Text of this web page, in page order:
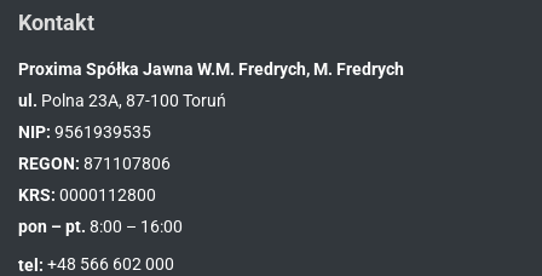
Kontakt
Proxima Spółka Jawna W.M. Fredrych, M. Fredrych
ul. Polna 23A, 87-100 Toruń
NIP: 9561939535
REGON: 871107806
KRS: 0000112800
pon – pt. 8:00 – 16:00
tel: +48 566 602 000